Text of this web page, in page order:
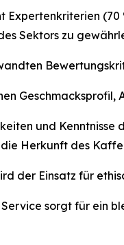
Expertenkriterien
Sektors zu
und
Herkunft des
der Einsatz für
Service sorgt für ein